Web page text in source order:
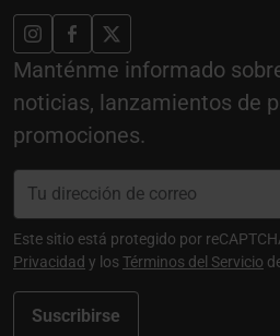
Manténme informado
noticias, lanzamientos de
promociones.
Suscribirse
Este sitio está protegido por
Privacidad y losTérminos del Servicio